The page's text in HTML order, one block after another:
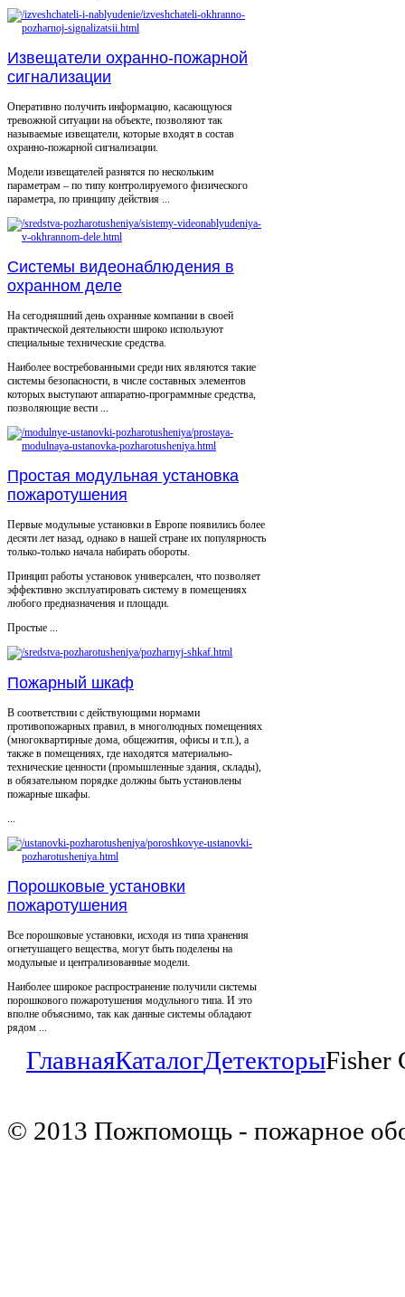
Извещатели охранно-пожарной
сигнализации
Оперативно получить информацию, касающуюся
тревожной ситуации на объекте, позволяют так
называемые извещатели, которые входят в состав
охранно-пожарной сигнализации.
Модели извещателей разнятся по нескольким
параметрам – по типу контролируемого физического
параметра, по принципу действия ...
Системы видеонаблюдения в
охранном деле
На сегодняшний день охранные компании в своей
практической деятельности широко используют
специальные технические средства.
Наиболее востребованными среди них являются такие
системы безопасности, в числе составных элементов
которых выступают аппаратно-программные средства,
позволяющие вести ...
Простая модульная установка
пожаротушения
Первые модульные установки в Европе появились более
десяти лет назад, однако в нашей стране их популярность
только-только начала набирать обороты.
Принцип работы установок универсален, что позволяет
эффективно эксплуатировать систему в помещениях
любого предназначения и площади.
Простые ...
Пожарный шкаф
В соответствии с действующими нормами
противопожарных правил, в многолюдных помещениях
(многоквартирные дома, общежития, офисы и т.п.), а
также в помещениях, где находятся материально-
технические ценности (промышленные здания, склады),
в обязательном порядке должны быть установлены
пожарные шкафы.
Порошковые установки
пожаротушения
Все порошковые установки, исходя из типа хранения
огнетушащего вещества, могут быть поделены на
модульные и централизованные модели.
Наиболее широкое распространение получили системы
порошкового пожаротушения модульного типа. И это
вполне объяснимо, так как данные системы обладают
рядом ...
ГлавнаяКаталогДетекторыFisher
© 2013 Пожпомощь - пожарное